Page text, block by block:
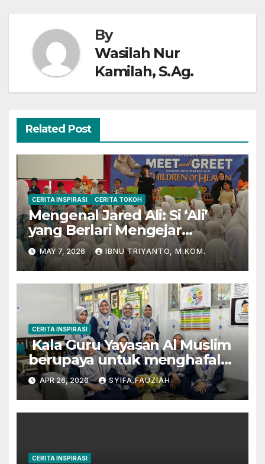
By
Wasilah Nur
Kamilah, S.Ag.
Related Post
CERITA INSPIRASI CERITA TOKOH
Mengenal Jared Ali: Si ‘Ali’
yang Berlari Mengejar
Prestasi di Dunia Film dan
Akademik
MAY 7, 2026 IBNU TRIYANTO, M.KOM.
CERITA INSPIRASI
Kala Guru Yayasan Al Muslim
berupaya untuk menghafal
Al-Qur’an
APR 26, 2026 SYIFA.FAUZIAH
CERITA INSPIRASI